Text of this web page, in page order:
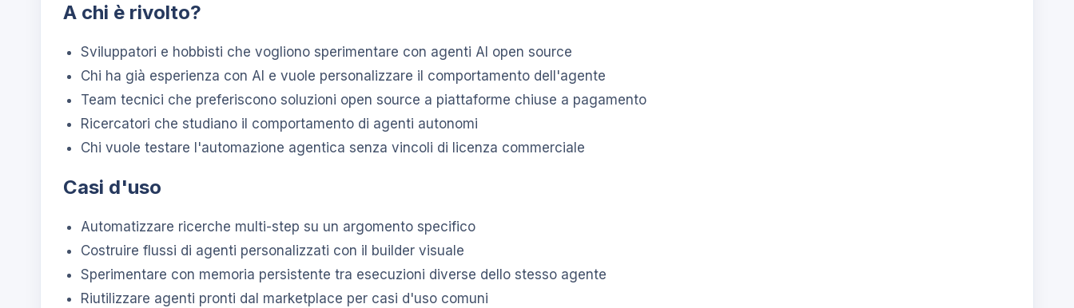
A chi è rivolto?
Sviluppatori e hobbisti che vogliono sperimentare con agenti AI open source
Chi ha già esperienza con AI e vuole personalizzare il comportamento dell'agente
Team tecnici che preferiscono soluzioni open source a piattaforme chiuse a pagamento
Ricercatori che studiano il comportamento di agenti autonomi
Chi vuole testare l'automazione agentica senza vincoli di licenza commerciale
Casi d'uso
Automatizzare ricerche multi-step su un argomento specifico
Costruire flussi di agenti personalizzati con il builder visuale
Sperimentare con memoria persistente tra esecuzioni diverse dello stesso agente
Riutilizzare agenti pronti dal marketplace per casi d'uso comuni